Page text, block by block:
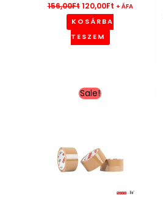
156,00Ft120,00Ft + ÁFA
KOSÁRBA
TESZEM
Sale!
Original
price